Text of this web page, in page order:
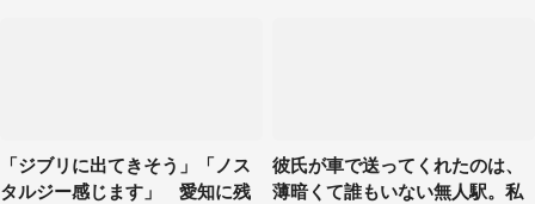
「ジブリに出てきそう」「ノス
タルジー感じます」 愛知に残
彼氏が車で送ってくれたのは、
薄暗くて誰もいない無人駅。私